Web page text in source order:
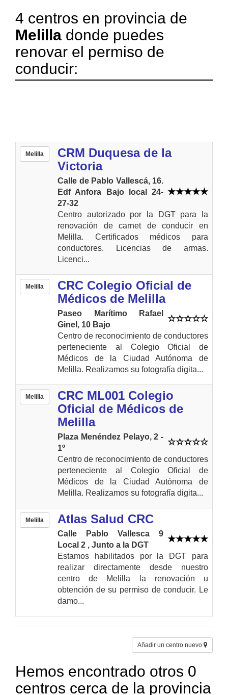
4 centros en provincia de
Melilla donde puedes
renovar el permiso de
conducir:
Melilla
CRM Duquesa de la
Victoria
Calle de Pablo Vallescá, 16.
Edf Anfora Bajo local 24-
27-32
Centro autorizado por la DGT para la
renovación de carnet de conducir en
Melilla. Certificados médicos para
conductores. Licencias de armas.
Licenci...
Melilla
CRC Colegio Oficial de
Médicos de Melilla
Paseo Marítimo Rafael
Ginel, 10 Bajo
Centro de reconocimiento de conductores
perteneciente al Colegio Oficial de
Médicos de la Ciudad Autónoma de
Melilla. Realizamos su fotografía digita...
Melilla
CRC ML001 Colegio
Oficial de Médicos de
Melilla
Plaza Menéndez Pelayo, 2 -
1º
Centro de reconocimiento de conductores
perteneciente al Colegio Oficial de
Médicos de la Ciudad Autónoma de
Melilla. Realizamos su fotografía digita...
Melilla Atlas Salud CRC
Calle Pablo Vallesca 9
Local 2 , Junto a la DGT
Estamos habilitados por la DGT para
realizar directamente desde nuestro
centro de Melilla la renovación u
obtención de su permiso de conducir. Le
damo...
Añadir un centro nuevo
Hemos encontrado otros 0
centros cerca de la provincia